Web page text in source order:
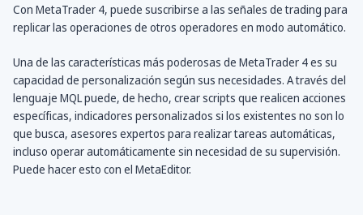
Con MetaTrader 4, puede suscribirse a las señales de trading para
replicar las operaciones de otros operadores en modo automático.
Una de las características más poderosas de MetaTrader 4 es su
capacidad de personalización según sus necesidades. A través del
lenguaje MQL puede, de hecho, crear scripts que realicen acciones
específicas, indicadores personalizados si los existentes no son lo
que busca, asesores expertos para realizar tareas automáticas,
incluso operar automáticamente sin necesidad de su supervisión.
Puede hacer esto con el MetaEditor.